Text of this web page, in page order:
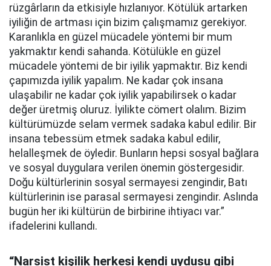
rüzgârların da etkisiyle hızlanıyor. Kötülük artarken
iyiliğin de artması için bizim çalışmamız gerekiyor.
Karanlıkla en güzel mücadele yöntemi bir mum
yakmaktır kendi sahanda. Kötülükle en güzel
mücadele yöntemi de bir iyilik yapmaktır. Biz kendi
çapımızda iyilik yapalım. Ne kadar çok insana
ulaşabilir ne kadar çok iyilik yapabilirsek o kadar
değer üretmiş oluruz. İyilikte cömert olalım. Bizim
kültürümüzde selam vermek sadaka kabul edilir. Bir
insana tebessüm etmek sadaka kabul edilir,
helalleşmek de öyledir. Bunların hepsi sosyal bağlara
ve sosyal duygulara verilen önemin göstergesidir.
Doğu kültürlerinin sosyal sermayesi zengindir, Batı
kültürlerinin ise parasal sermayesi zengindir. Aslında
bugün her iki kültürün de birbirine ihtiyacı var.”
ifadelerini kullandı.
“Narsist kişilik herkesi kendi uydusu gibi